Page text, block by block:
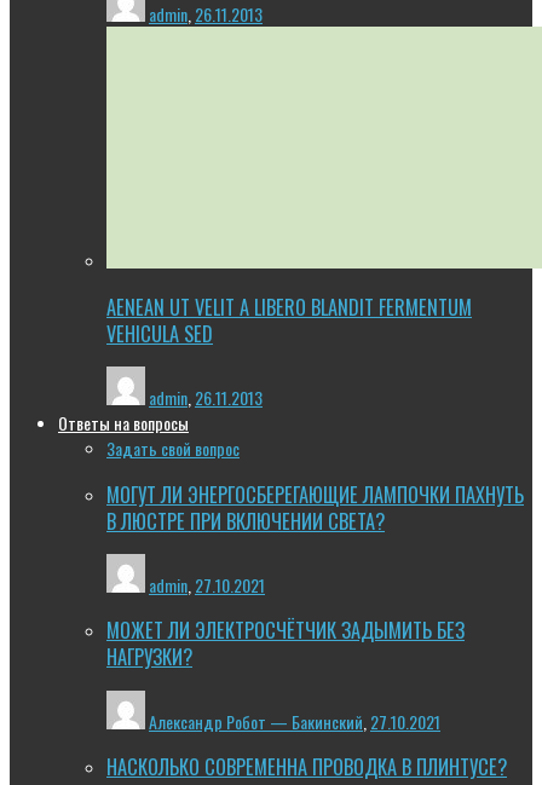
admin,26.11.2013
AENEAN UT VELIT A LIBERO BLANDIT FERMENTUM
VEHICULA SED
admin 26.11.2013
Ответы на вопросы
Задать свой вопрос
МОГУТ ЛИ ЭНЕРГОСБЕРЕГАЮЩИЕ ЛАМПОЧКИ ПАХНУТЬ
В ЛЮСТРЕ ПРИ ВКЛЮЧЕНИИ СВЕТА?
admin 27.10.2021
МОЖЕТ ЛИ ЭЛЕКТРОСЧЁТЧИК ЗАДЫМИТЬ БЕЗ
НАГРУЗКИ?
Александр Робот — Бакинский 27.10.2021
НАСКОЛЬКО СОВРЕМЕННА ПРОВОДКА В ПЛИНТУСЕ?